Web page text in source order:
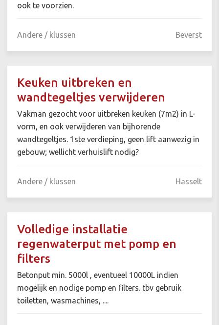
ook te voorzien.
Andere / klussen Beverst
Keuken uitbreken en
wandtegeltjes verwijderen
Vakman gezocht voor uitbreken keuken (7m2) in L-
vorm, en ook verwijderen van bijhorende
wandtegeltjes. 1ste verdieping, geen lift aanwezig in
gebouw; wellicht verhuislift nodig?
Andere / klussen Hasselt
Volledige installatie
regenwaterput met pomp en
filters
Betonput min. 5000l , eventueel 10000L indien
mogelijk en nodige pomp en filters. tbv gebruik
toiletten, wasmachines, ....